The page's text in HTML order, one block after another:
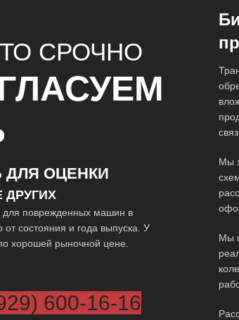
СРОЧНО
ОЦЕНКИ
для поврежденных машин в
состояния и года выпуска. У
хорошей рыночной цене.
600-16-16
Мы
Мы